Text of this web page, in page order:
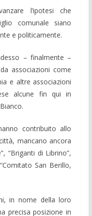
l’ipotesi che
comunale siano
e politicamente.
– finalmente –
associazioni come
e altre associazioni
alcune fin qui in
contribuito allo
mancano ancora
“Briganti di Librino”,
San Berillo,
in nome della loro
precisa posizione in